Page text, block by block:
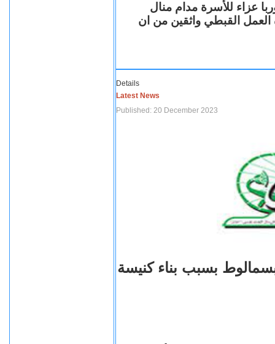
عزاء للأسرة مدام منال
العمل القبطي واثقين من ان
Details
Latest News
Published: 20 December 2023
بسبب بناء كنيسة